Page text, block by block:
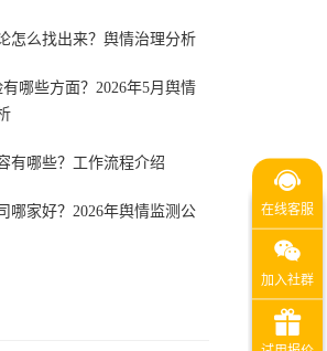
怎么找出来？舆情治理分析
哪些方面？2026年5月舆情
有哪些？工作流程介绍
哪家好？2026年舆情监测公